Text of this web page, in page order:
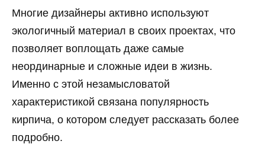
Многие дизайнеры активно используют
экологичный материал в своих проектах, что
позволяет воплощать даже самые
неординарные и сложные идеи в жизнь.
Именно с этой незамысловатой
характеристикой связана популярность
кирпича, о котором следует рассказать более
подробно.